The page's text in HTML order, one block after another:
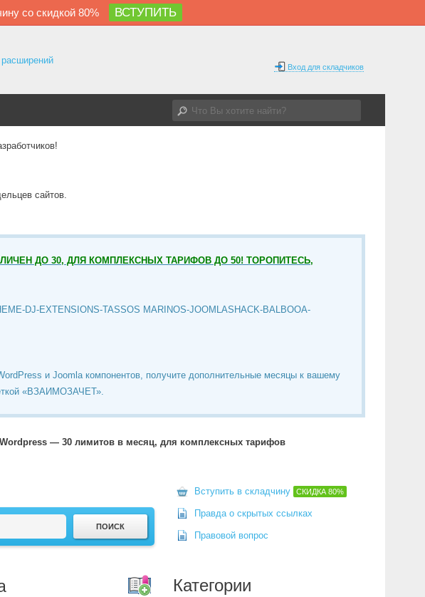
со скидкой 80% ВСТУПИТЬ
расширений
Вход для складчиков
сайтов.
ДО 30, ДЛЯ КОМПЛЕКСНЫХ ТАРИФОВ ДО 50! ТОРОПИТЕСЬ,
DJ-EXTENSIONS-TASSOS MARINOS-JOOMLASHACK-BALBOOA-
и Joomla компонентов, получите дополнительные месяцы к вашему
«ВЗАИМОЗАЧЕТ».
— 30 лимитов в месяц, для комплексных тарифов
Вступить в складчину СКИДКА 80%
Правда о скрытых ссылках
Правовой вопрос
Категории